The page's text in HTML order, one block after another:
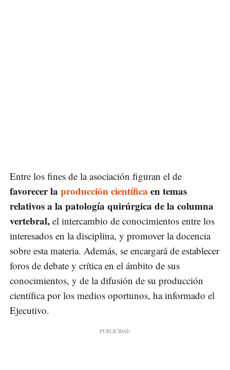
Entre los fines de la asociación figuran el de
favorecer la producción científica en temas
relativos a la patología quirúrgica de la columna
vertebral, el intercambio de conocimientos entre los
interesados en la disciplina, y promover la docencia
sobre esta materia. Además, se encargará de establecer
foros de debate y crítica en el ámbito de sus
conocimientos, y de la difusión de su producción
científica por los medios oportunos, ha informado el
Ejecutivo.